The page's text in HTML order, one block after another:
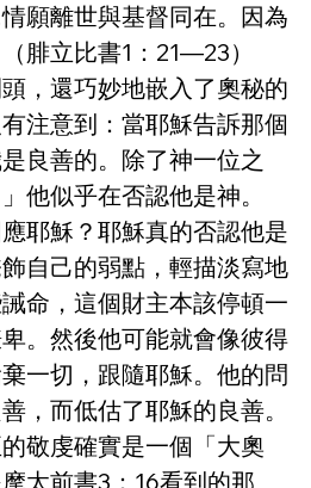
願離世與基督同在。因為
腓立比書1：21—23）
，還巧妙地嵌入了奧秘的
注意到：當耶穌告訴那個
良善的。除了神一位之
他似乎在否認他是神。
耶穌？耶穌真的否認他是
自己的弱點，輕描淡寫地
命，這個財主本該停頓一
。然後他可能就會像彼得
一切，跟隨耶穌。他的問
，而低估了耶穌的良善。
敬虔確實是一個「大奧
太前書3：16看到的那